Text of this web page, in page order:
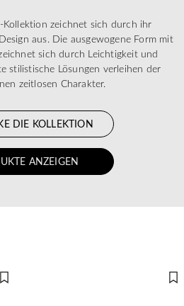
Kollektion zeichnet sich durch ihr
aus. Die ausgewogene Form mit
sich durch Leichtigkeit und
stilistische Lösungen verleihen der
zeitlosen Charakter.
DIE KOLLEKTION
ANZEIGEN